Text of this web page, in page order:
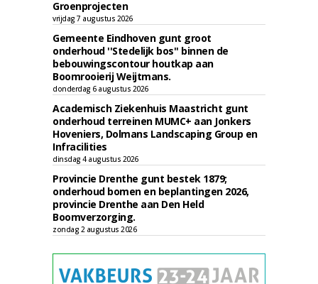
Groenprojecten
vrijdag 7 augustus 2026
Gemeente Eindhoven gunt groot
onderhoud ''Stedelijk bos'' binnen de
bebouwingscontour houtkap aan
Boomrooierij Weijtmans.
donderdag 6 augustus 2026
Academisch Ziekenhuis Maastricht gunt
onderhoud terreinen MUMC+ aan Jonkers
Hoveniers, Dolmans Landscaping Group en
Infracilities
dinsdag 4 augustus 2026
Provincie Drenthe gunt bestek 1879;
onderhoud bomen en beplantingen 2026,
provincie Drenthe aan Den Held
Boomverzorging.
zondag 2 augustus 2026